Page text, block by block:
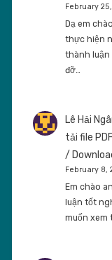
February
Dạ em
thực hiện
thành luận
đỡ…
Lê Hải
tải file
/
February 8,
Em chào
luận tốt
muốn xem